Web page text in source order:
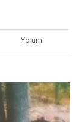
Yorum